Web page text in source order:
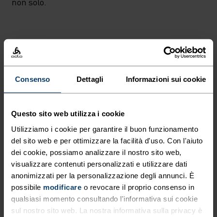
Consenso Dettagli Informazioni sui cookie
Questo sito web utilizza i cookie
Utilizziamo i cookie per garantire il buon funzionamento
del sito web e per ottimizzare la facilità d'uso. Con l'aiuto
dei cookie, possiamo analizzare il nostro sito web,
visualizzare contenuti personalizzati e utilizzare dati
anonimizzati per la personalizzazione degli annunci. È
possibile modificare o revocare il proprio consenso in
qualsiasi momento consultando l'informativa sui cookie
sul nostro sito web. La nostra informativa sulla privacy è
LO SCI NORDICO HA UN
NUOVO LOOK.
incredibilmente comodo per sfrecciare sul circuito
con stile.
LIVELLO DI ATTIVITÀ
BASSO MODERATO ALTO